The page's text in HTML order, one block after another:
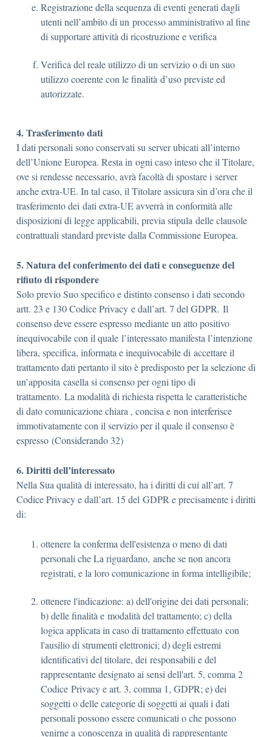
Registrazione della sequenza di eventi generati dagli
utenti nell’ambito di un processo amministrativo al fine
di supportare attività di ricostruzione e verifica
Verifica del reale utilizzo di un servizio o di un suo
utilizzo coerente con le finalità d’uso previste ed
autorizzate.
4. Trasferimento dati
I dati personali sono conservati su server ubicati all’interno
dell’Unione Europea. Resta in ogni caso inteso che il Titolare,
ove si rendesse necessario, avrà facoltà di spostare i server
anche extra-UE. In tal caso, il Titolare assicura sin d’ora che il
trasferimento dei dati extra-UE avverrà in conformità alle
disposizioni di legge applicabili, previa stipula delle clausole
contrattuali standard previste dalla Commissione Europea.
5. Natura del conferimento dei dati e conseguenze del
rifiuto di rispondere
Solo previo Suo specifico e distinto consenso i dati secondo
artt. 23 e 130 Codice Privacy e dall’art. 7 del GDPR. Il
consenso deve essere espresso mediante un atto positivo
inequivocabile con il quale l’interessato manifesta l’intenzione
libera, specifica, informata e inequivocabile di accettare il
trattamento dati pertanto il sito è predisposto per la selezione di
un’apposita casella si consenso per ogni tipo di
trattamento. La modalità di richiesta rispetta le caratteristiche
di dato comunicazione chiara , concisa e non interferisce
immotivatamente con il servizio per il quale il consenso è
espresso (Considerando 32)
6. Diritti dell’interessato
Nella Sua qualità di interessato, ha i diritti di cui all’art. 7
Codice Privacy e dall’art. 15 del GDPR e precisamente i diritti
di:
ottenere la conferma dell'esistenza o meno di dati
personali che La riguardano, anche se non ancora
registrati, e la loro comunicazione in forma intelligibile;
ottenere l'indicazione: a) dell'origine dei dati personali;
b) delle finalità e modalità del trattamento; c) della
logica applicata in caso di trattamento effettuato con
l'ausilio di strumenti elettronici; d) degli estremi
identificativi del titolare, dei responsabili e del
rappresentante designato ai sensi dell'art. 5, comma 2
Codice Privacy e art. 3, comma 1, GDPR; e) dei
soggetti o delle categorie di soggetti ai quali i dati
personali possono essere comunicati o che possono
venirne a conoscenza in qualità di rappresentante